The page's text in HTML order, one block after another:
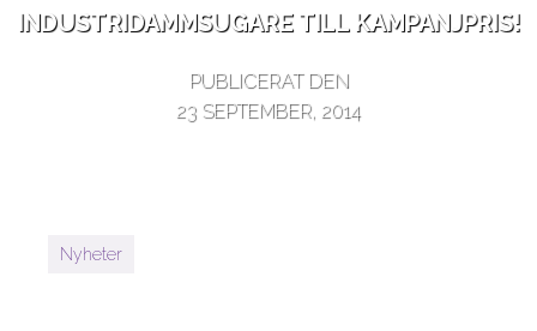
INDUSTRIDAMMSUGARE TILL KAMPANJPRIS!
PUBLICERAT DEN
23 SEPTEMBER, 2014
Nyheter